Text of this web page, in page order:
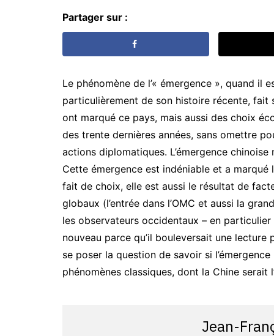
Partager sur :
Le phénomène de l’« émergence », quand il
particulièrement de son histoire récente,
ont marqué ce pays, mais aussi des choix
des trente dernières années, sans omettre
actions diplomatiques. L’émergence
Cette émergence est indéniable et a marqué
fait de choix, elle est aussi le résultat de
globaux (l’entrée dans l’OMC et aussi la
les observateurs occidentaux – en
nouveau parce qu’il bouleversait une lecture
se poser la question de savoir si
phénomènes classiques, dont la Chine serait
Jean-